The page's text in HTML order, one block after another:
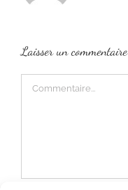
Laisser un commentaire